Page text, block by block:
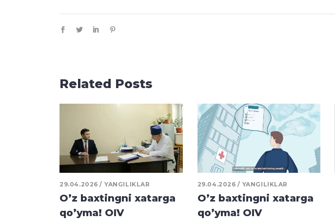
Related Posts
29.04.2026 YANGILIKLAR
O’z baxtingni xatarga
qo’yma! OIV
29.04.2026 YANGILIKLAR
O’z baxtingni xatarga
qo’yma! OIV